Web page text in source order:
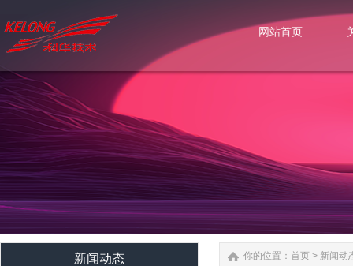
网站首页
新闻动态 你的位置： 首页 > 新闻动